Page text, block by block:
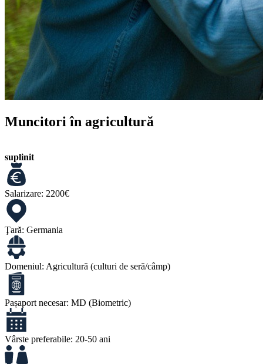
Muncitori în agricultură
suplinit
Salarizare: 2200€
Ţară: Germania
Domeniul: Agricultură (culturi de seră/câmp)
Pașaport necesar: MD (Biometric)
Vârste preferabile: 20-50 ani